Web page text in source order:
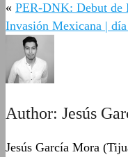
« PER-DNK: Debut de
Invasión Mexicana |
Author: Jesús
Jesús García Mora